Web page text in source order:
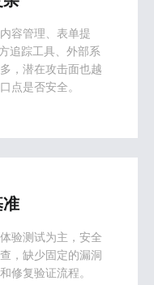
容管理、表单提
追踪工具、外部系
，潜在攻击面也越
点是否安全。
准
验测试为主，安全
，缺少固定的漏洞
修复验证流程。